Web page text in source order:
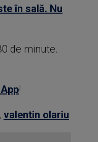
în sală. Nu
de minute.
!
valentin olariu